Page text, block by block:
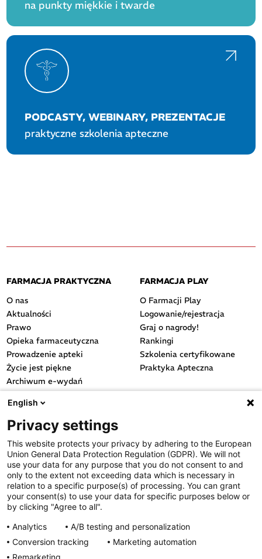
na punkty miękkie i twarde
PODCASTY, WEBINARY, PREZENTACJE
praktyczne szkolenia apteczne
FARMACJA PRAKTYCZNA
O nas
Aktualności
Prawo
Opieka farmaceutyczna
Prowadzenie apteki
Życie jest piękne
Archiwum e-wydań
Przydatne linki
FARMACJA PLAY
O Farmacji Play
Logowanie/rejestracja
Graj o nagrody!
Rankingi
Szkolenia certyfikowane
Praktyka Apteczna
OGÓLNE
Polityka prywatności
Regulamin serwisu
Regulamin konkursu
Farmacja Play
Regulamin konkursu Lakcid
Regulamin konkursu Acard
Regulamin konkursu Biotebal
English
Privacy settings
This website protects your privacy by adhering to the European
Union General Data Protection Regulation (GDPR). We will not
use your data for any purpose that you do not consent to and
only to the extent not exceeding data which is necessary in
relation to a specific purpose(s) of processing. You can grant
your consent(s) to use your data for specific purposes below or
by clicking "Agree to all".
Analytics
A/B testing and personalization
Conversion tracking
Marketing automation
Remarketing